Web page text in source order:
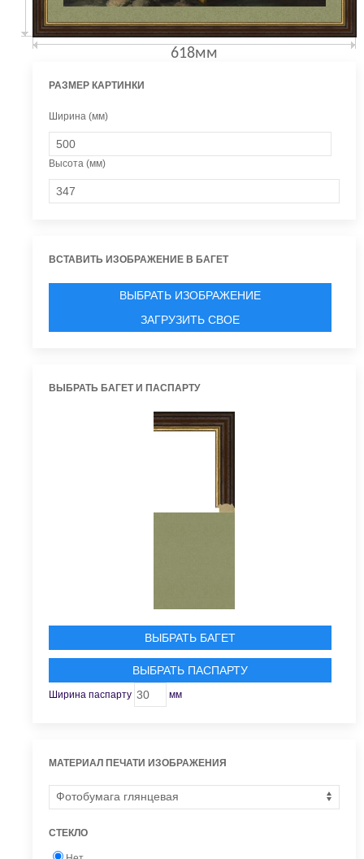
618мм
РАЗМЕР КАРТИНКИ
Ширина (мм)
Высота (мм)
ВСТАВИТЬ ИЗОБРАЖЕНИЕ В БАГЕТ
ВЫБРАТЬ ИЗОБРАЖЕНИЕ
ЗАГРУЗИТЬ СВОЕ
ВЫБРАТЬ БАГЕТ И ПАСПАРТУ
ВЫБРАТЬ БАГЕТ
ВЫБРАТЬ ПАСПАРТУ
Ширина паспарту мм
МАТЕРИАЛ ПЕЧАТИ ИЗОБРАЖЕНИЯ
СТЕКЛО